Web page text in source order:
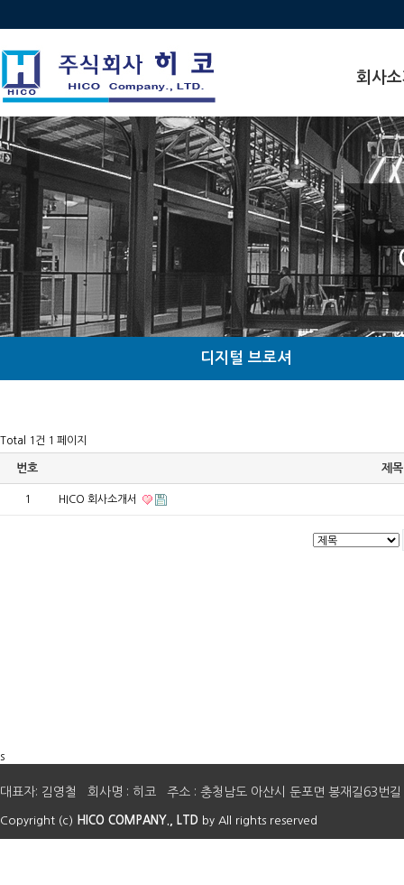
회사
인사말
비전
연혁
수상 · 인
찾아오시
조직도
관계사현
디지털 브로셔
Total 1건 1 페이지
번호 제목
1 HICO 회사소개서
s
대표자: 김영철 회사명 : 히코 주소 : 충청남도 아산시 둔포면 봉재길63
Copyright (c) HICO COMPANY., LTD by All rights reserved